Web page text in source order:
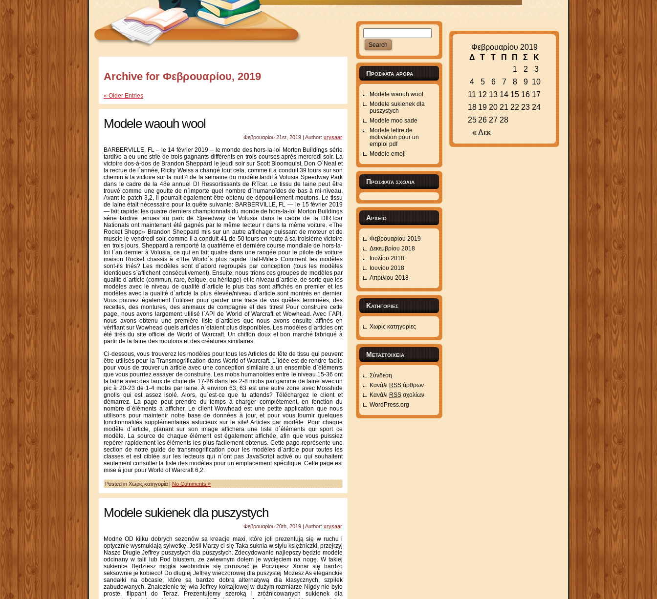
Archive for Φεβρουαρίου, 2019
« Older Entries
Modele waouh wool
Φεβρουαρίου 21st, 2019 | Author: xrysaar
BARBERVILLE, FL – le 14 février 2019 – le monde des hors-la-loi Morton Buildings série
tardive a eu une strie de trois gagnants différents en trois courses après mercredi soir. La
victoire dos-à-dos de Brandon Sheppard le jeudi soir sur Scott Bloomquist, Don O`Neal et
la recrue de l`année, Ricky Weiss a changé tout cela, comme il a conduit 39 tours sur son
chemin à la victoire sur la nuit 4 de la semaine du modèle tardif à Volusia Speedway Park
dans le cadre de la 48e annuel DI Ressortissants de RTcar. Le tissu de laine peut être
trouvé comme une goutte de n`importe quel nombre d`humanoïdes de bas à mi-niveau.
Avant le patch 3,2, il pourrait également être obtenu de dépouillement moutons. Le tissu
de laine était nécessaire pour la quête suivante: BARBERVILLE, FL — le 15 février 2019
— fait rapide: les quatre derniers championnats du monde de hors-la-loi Morton Buildings
série tardive tenues au parc de Speedway de Volusia dans le cadre de la DIRTcar
Nationals ont maintenant été gagnés par le même lecteur r dans la même voiture. «The
Rocket Shepp» Brandon Sheppard mis sur un autre affichage puissant de moteur et de
muscle le vendredi soir, comme il a conduit 41 de 50 tours en route à sa troisième victoire
en trois jours. Sheppard a remporté la quatrième et dernière course mondiale de hors-la-
loi l`an dernier à Volusia, ce qui en fait quatre dans une rangée pour le pilote de voiture
maison Rocket chassis à «The World`s plus rapide Half-Mile.» Comment les modèles
sont-ils triés? Les modèles sont d`abord regroupés par conception (tous les modèles
identiques s`affichent consécutivement). Ensuite, nous trions ces groupes de modèles par
qualité d`article (commun, rare, épique, ou héritage) et le niveau d`article, de sorte que les
modèles avec le niveau de qualité d`article le plus bas sont affichés en premier et les
modèles avec la qualité d`article la plus élevée/niveau d`article sont montrés en dernier.
Vous pouvez également l`utiliser pour garder une trace de vos quêtes terminées, des
recettes, des montures, des animaux de compagnie et des titres! Pour construire cette
page, nous avons largement utilisé l`API de World of Warcraft et Wowhead. Avec l`API,
nous avons obtenu une première liste d`articles que nous avons ensuite affinés en
vérifiant sur Wowhead quels articles n`étaient plus disponibles. Les modèles d`articles ont
été tirés du site officiel de World of Warcraft. Un chiffon doux et bon marché fabriqué à
partir de la laine des moutons et des créatures similaires.
Ci-dessous, vous trouverez les modèles pour tous les Articles de tête de tissu qui peuvent
être utilisés pour la Transmogrification dans World of Warcraft. L`idée est de rendre facile
pour vous de trouver un article avec une conception similaire à un ensemble d`éléments
que vous pourriez essayer de construire. Les mobs humanoïdes entre le niveau 15-36 ont
la laine avec des taux de chute de 17-26 dans les 2-8 mobs par gamme de laine avec un
pic à 20-23 de 1-4 mobs par laine. À environ 63, 63 est une autre zone avec Mosshide
gnolls qui est assez isolé. Alors, qu`est-ce que tu attends? Téléchargez le client et
démarrez. La page peut prendre du temps à charger complètement, en fonction du
nombre d`éléments à afficher. Le client Wowhead est une petite application que nous
utilisons pour maintenir notre base de données à jour, et pour vous fournir quelques
fonctionnalités supplémentaires astucieux sur le site! Articles par modèle. Pour chaque
modèle d`article, planant sur son image affichera une liste d`éléments qui sport ce
modèle. La source de chaque élément est également affichée, afin que vous puissiez
repérer rapidement les éléments les plus facilement obtenus. Cette page représente une
section de notre guide de transmogrification pour les modèles d`article pour toutes les
classes et est ciblée sur les lecteurs qui n`ont pas JavaScript activé ou qui souhaitent
seulement consulter la liste des modèles pour un emplacement spécifique. Cette page est
mise à jour pour World of Warcraft 6,2.
Posted in Χωρίς κατηγορία | No Comments »
Modele sukienek dla puszystych
Φεβρουαρίου 20th, 2019 | Author: xrysaar
Modne OD kilku dobrych sezonów są kreacje maxi, które joli prezentują się w ruchu i
optycznie wysmuklają sylwetkę. Jeśli Marzy ci się Taka suknia w stylu księżniczki, przejrzyj
Nasze Długie Jeffrey puszystych dla puszystych. Zdecydowanie najlepszy będzie modèle
odcinany w talii lub Pod biustem, ze zwiewnym dołem je wycięciem na nogę. W takiej
sukience Będziesz mogła swobodnie się poruszać je Poczujesz Xonar się bardzo
seksownie je kobieco! Do długiej Jeffrey wieczorowej dla puszystej Możesz As eleganckie
sandałki na obcasie, które są bardzo dobrą alternatywą dla klasycznych, szpilek
zabudowanych. Znalezienie tej wła Jeffrey koktajlowej w dużym rozmiarze Nigdy nie było
proste, flippant do Teraz. Prezentujemy szeroką i zróżnicowanych sukienek dla
Πρόσφατα άρθρα
Modele waouh wool
Modele sukienek dla
puszystych
Modele moo sade
Modele lettre de
motivation pour un
emploi pdf
Modele emoji
Πρόσφατα σχόλια
Αρχείο
Φεβρουαρίου 2019
Δεκεμβρίου 2018
Ιουλίου 2018
Ιουνίου 2018
Απριλίου 2018
Kατηγορίες
Χωρίς κατηγορίες
Μεταστοιχεία
Σύνδεση
Κανάλι RSS άρθρων
Κανάλι RSS σχολίων
WordPress.org
Φεβρουαρίου 2019
Δ
Τ Τ Π Π Σ Κ
« Δεκ
1 2
3
4
5 6 7 8 9 10
11 12 13 14 15 16 17
18 19 20 21 22 23 24
25 26 27 28